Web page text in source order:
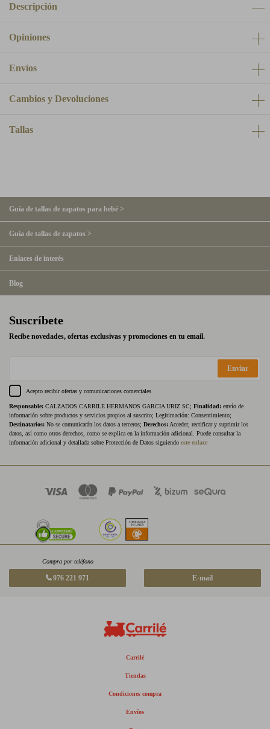
Descripción
Opiniones
Envíos
Cambios y Devoluciones
Tallas
Guía de tallas de zapatos para bebé >
Guía de tallas de zapatos >
Enlaces de interés
Blog
Suscríbete
Recibe novedades, ofertas exclusivas y promociones en tu email.
Enviar
Acepto recibir ofertas y comunicaciones comerciales
Responsable: CALZADOS CARRILE HERMANOS GARCIA URIZ SC; Finalidad: envío de
información sobre productos y servicios propios al suscrito; Legitimación: Consentimiento;
Destinatarios: No se comunicarán los datos a terceros; Derechos: Acceder, rectificar y suprimir los
datos, así como otros derechos, como se explica en la información adicional. Puede consultar la
información adicional y detallada sobre Protección de Datos siguiendo este enlace
Compra por teléfono
976 221 971 E-mail
Carrilé
Tiendas
Condiciones compra
Envíos